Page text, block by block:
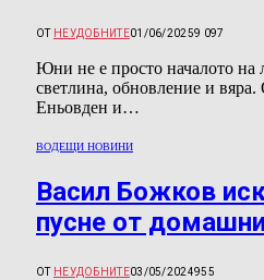
ОТ НЕУДОБНИТЕ01/06/20259 097
Юни не е просто началото на
светлина, обновление и вяра.
Еньовден и…
ВОДЕЩИ НОВИНИ
Васил Божков
пусне от
ОТ НЕУДОБНИТЕ03/05/2024955